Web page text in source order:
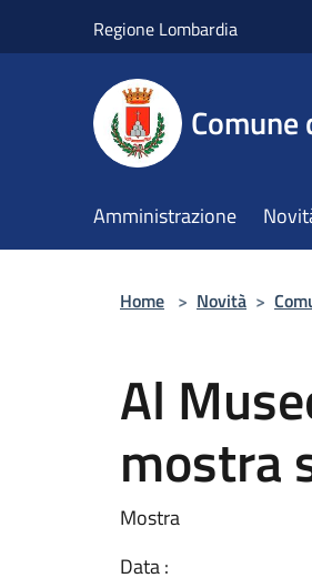
Regione Lombardia
Amministrazione
Home > Novità >
Al
mostra
Mostra
Data :